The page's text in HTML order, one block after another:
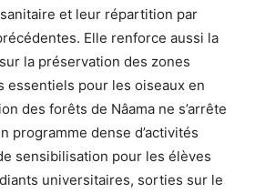
et leur répartition par
Elle renforce aussi la
la préservation des zones
essentiels pour les oiseaux en
des forêts de Nâama ne s’arrête
programme dense d’activités
sensibilisation pour les élèves
universitaires, sorties sur le